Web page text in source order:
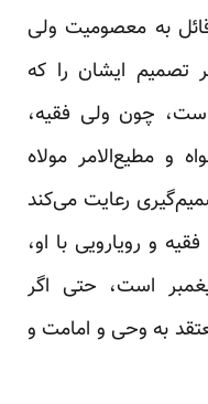
به معصومیت ولی
تصمیم ایشان را که
است، چون ولی فقیه،
و مطیع‌الامر مولاه
رعایت می‌کند
و رویارویی با او،
است، حتی اگر
به وحی و امامت و